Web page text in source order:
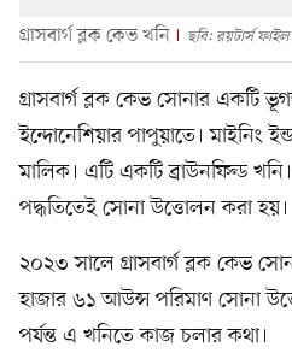
গ্রাসবার্গ ব্লক কেভ খনি ছবি: রয়টার্স ফাইল
গ্রাসবার্গ ব্লক কেভ সোনার একটি
ইন্দোনেশিয়ার পাপুয়াতে। মাইনিং
মালিক। এটি একটি ব্রাউনফিল্ড
পদ্ধতিতেই সোনা উত্তোলন করা হয়।
২০২৩ সালে গ্রাসবার্গ ব্লক কেভ
হাজার ৬১ আউন্স পরিমাণ সোনা
পর্যন্ত এ খনিতে কাজ চলার কথা।